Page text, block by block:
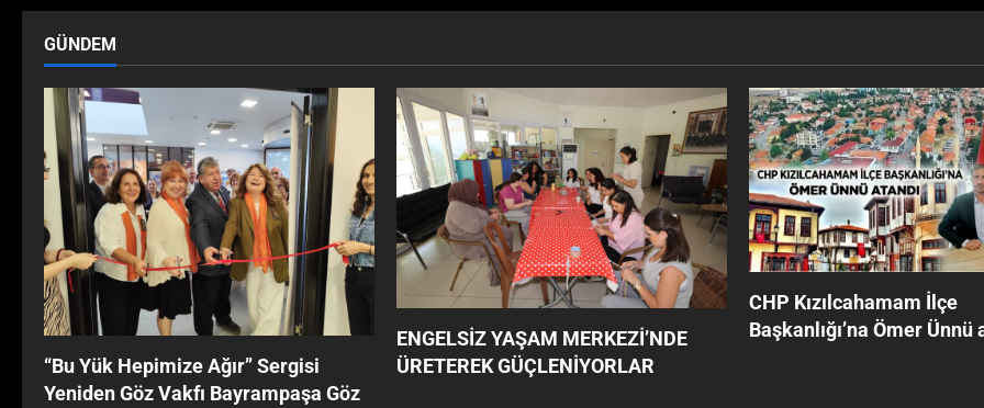
GÜNDEM
‘‘Bu Yük Hepimize Ağır’’ Sergisi
Yeniden Göz Vakfı Bayrampaşa Göz
ENGELSİZ YAŞAM MERKEZİ’NDE
ÜRETEREK GÜÇLENİYORLAR
CHP Kızılcahamam İlçe
Başkanlığı’na Ömer Ünnü